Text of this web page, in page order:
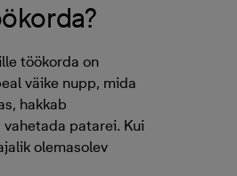
töökorda on
väike nupp, mida
hakkab
patarei. Kui
olemasolev